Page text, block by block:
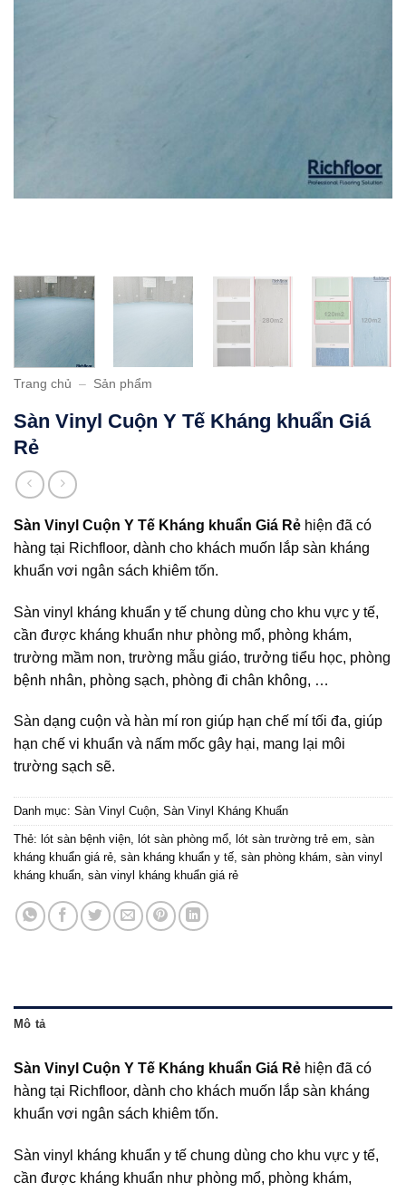
Trang chủ – Sản phẩm
Sàn Vinyl Cuộn Y Tế Kháng khuẩn Giá
Rẻ
Sàn Vinyl Cuộn Y Tế Kháng khuẩn Giá Rẻ hiện đã có
hàng tại Richfloor, dành cho khách muốn lắp sàn kháng
khuẩn vơi ngân sách khiêm tốn.
Sàn vinyl kháng khuẩn y tế chung dùng cho khu vực y tế,
cần được kháng khuẩn như phòng mổ, phòng khám,
trường mầm non, trường mẫu giáo, trưởng tiểu học, phòng
bệnh nhân, phòng sạch, phòng đi chân không, …
Sàn dạng cuộn và hàn mí ron giúp hạn chế mí tối đa, giúp
hạn chế vi khuẩn và nấm mốc gây hại, mang lại môi
trường sạch sẽ.
Danh mục: Sàn Vinyl Cuộn, Sàn Vinyl Kháng Khuẩn
Thẻ: lót sàn bệnh viện, lót sàn phòng mổ, lót sàn trường trẻ em, sàn
kháng khuẩn giá rẻ, sàn kháng khuẩn y tế, sàn phòng khám, sàn vinyl
kháng khuẩn, sàn vinyl kháng khuẩn giá rẻ
Mô tả
Sàn Vinyl Cuộn Y Tế Kháng khuẩn Giá Rẻ hiện đã có
hàng tại Richfloor, dành cho khách muốn lắp sàn kháng
khuẩn vơi ngân sách khiêm tốn.
Sàn vinyl kháng khuẩn y tế chung dùng cho khu vực y tế,
cần được kháng khuẩn như phòng mổ, phòng khám,